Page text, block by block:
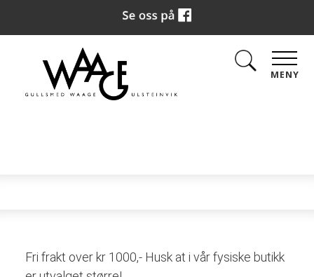
MENY
Fri frakt over kr 1000,- Husk at i vår fysiske butikk